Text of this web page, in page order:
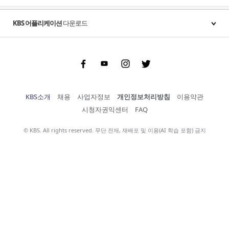
KBS 어플리케이션다운로드
FacebookYoutubeInstgram Twitter
KBS소개 채용 사업자정보 개인정보처리방침
이용약관
시청자권익센터
FAQ
© KBS. All rights reserved. 무단 전재, 재배포 및 이용(AI 학습 포함) 금지